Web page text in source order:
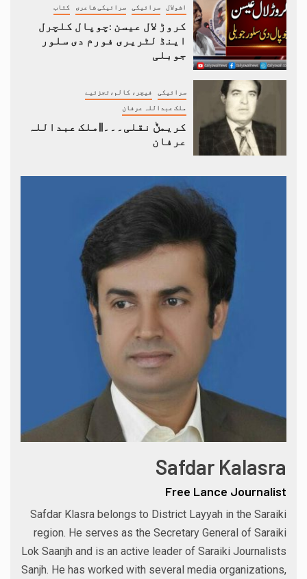
اشولال سرائیکی سرائیکی شاعری کتاب
کروڑ لال عیسن :چوپال کلچرل
اینڈ لٹریری فورم دی سلور
جوبلی
سرائیکی فیچر، کالم،تجزئیے
ملک عبداللہ عرفان
کریمݨ نقلی۔۔۔||ملک عبداللہ
عرفان
Safdar Kalasra
Free Lance Journalist
Safdar Klasra belongs to District Layyah in the Saraiki
region. He serves as the Secretary General of Saraiki
Lok Saanjh and is an active leader of Saraiki Journalists
Sanjh. He has worked with several media organizations,